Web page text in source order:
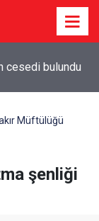
cesedi bulundu
Müftülüğü
şenliği